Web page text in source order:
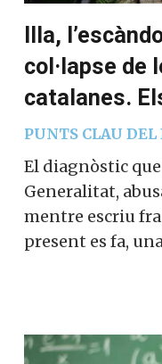
Illa,
col·lapse
catalanes.
PUNTS CLAU DEL
El diagnòstic
Generalitat,
mentre escriu
present es fa,